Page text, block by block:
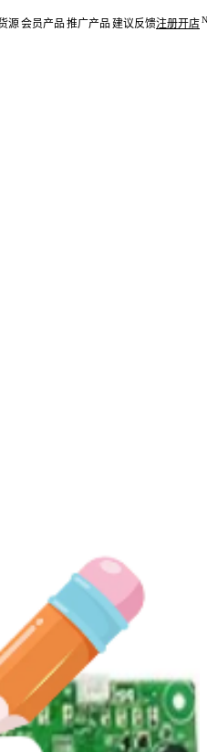
源会员产品 推广产品 建议反馈注册开店